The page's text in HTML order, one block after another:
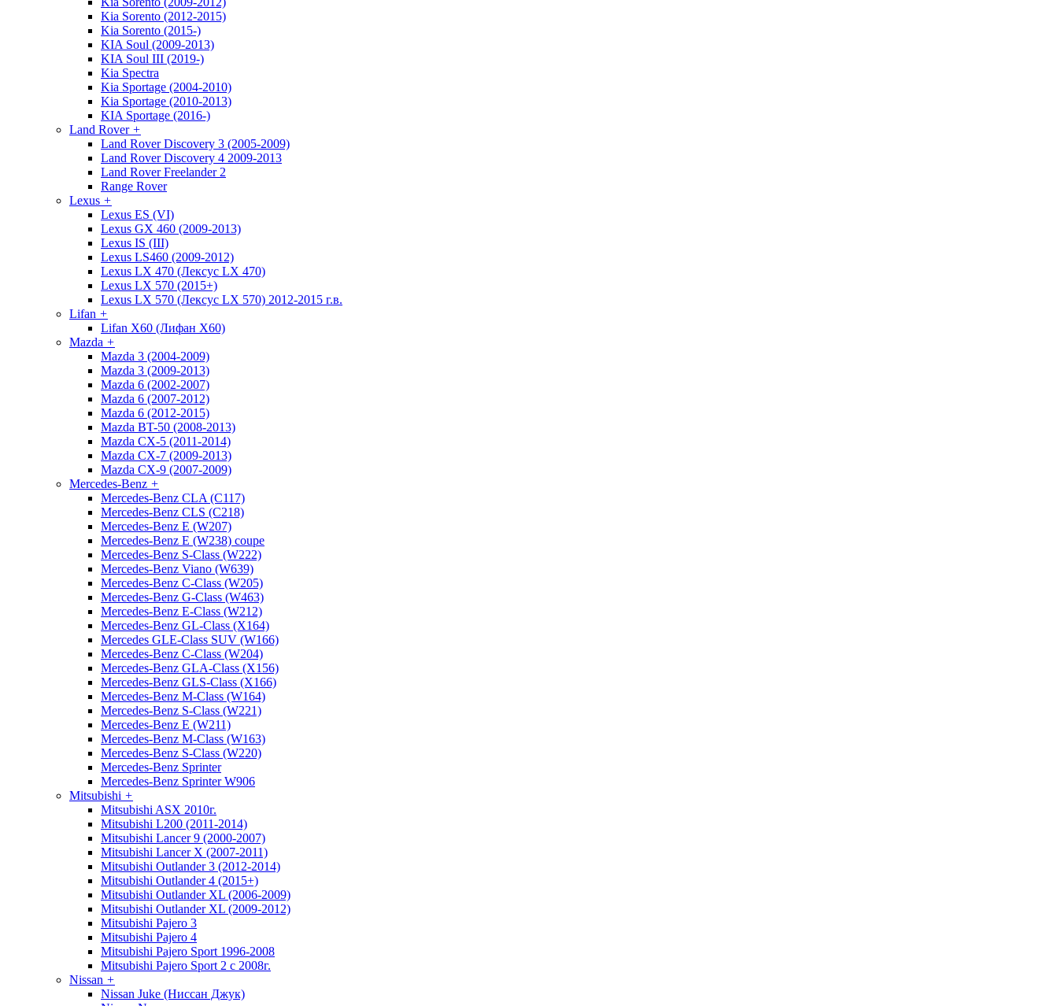
Kia Sorento (2012-2015)
Kia Sorento (2015-)
KIA Soul (2009-2013)
KIA Soul III (2019-)
Kia Spectra
Kia Sportage (2004-2010)
Kia Sportage (2010-2013)
KIA Sportage (2016-)
Land Rover +
Land Rover Discovery 3 (2005-2009)
Land Rover Discovery 4 2009-2013
Land Rover Freelander 2
Range Rover
Lexus +
Lexus ES (VI)
Lexus GX 460 (2009-2013)
Lexus IS (III)
Lexus LS460 (2009-2012)
Lexus LX 470 (Лексус LX 470)
Lexus LX 570 (2015+)
Lexus LX 570 (Лексус LX 570) 2012-2015 г.в.
Lifan +
Lifan X60 (Лифан X60)
Mazda +
Mazda 3 (2004-2009)
Mazda 3 (2009-2013)
Mazda 6 (2002-2007)
Mazda 6 (2007-2012)
Mazda 6 (2012-2015)
Mazda BT-50 (2008-2013)
Mazda CX-5 (2011-2014)
Mazda CX-7 (2009-2013)
Mazda CX-9 (2007-2009)
Mercedes-Benz +
Mercedes-Benz CLA (C117)
Mercedes-Benz CLS (C218)
Mercedes-Benz E (W207)
Mercedes-Benz E (W238) coupe
Mercedes-Benz S-Class (W222)
Mercedes-Benz Viano (W639)
Mercedes-Benz C-Class (W205)
Mercedes-Benz G-Class (W463)
Mercedes-Benz E-Class (W212)
Mercedes-Benz GL-Class (X164)
Mercedes GLE-Class SUV (W166)
Mercedes-Benz C-Class (W204)
Mercedes-Benz GLA-Class (X156)
Mercedes-Benz GLS-Class (X166)
Mercedes-Benz M-Class (W164)
Mercedes-Benz S-Class (W221)
Mercedes-Benz E (W211)
Mercedes-Benz M-Class (W163)
Mercedes-Benz S-Class (W220)
Mercedes-Benz Sprinter
Mercedes-Benz Sprinter W906
Mitsubishi +
Mitsubishi ASX 2010г.
Mitsubishi L200 (2011-2014)
Mitsubishi Lancer 9 (2000-2007)
Mitsubishi Lancer X (2007-2011)
Mitsubishi Outlander 3 (2012-2014)
Mitsubishi Outlander 4 (2015+)
Mitsubishi Outlander XL (2006-2009)
Mitsubishi Outlander XL (2009-2012)
Mitsubishi Pajero 3
Mitsubishi Pajero 4
Mitsubishi Pajero Sport 1996-2008
Mitsubishi Pajero Sport 2 с 2008г.
Nissan +
Nissan Juke (Ниссан Джук)